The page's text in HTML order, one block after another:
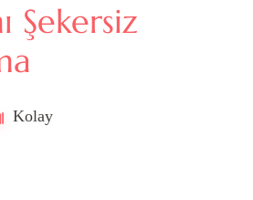
Şekersiz
Kolay